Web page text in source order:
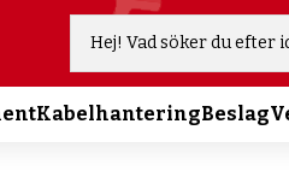
KabelhanteringBeslag